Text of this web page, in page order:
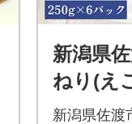
新潟県
ねり(え
新潟県佐渡